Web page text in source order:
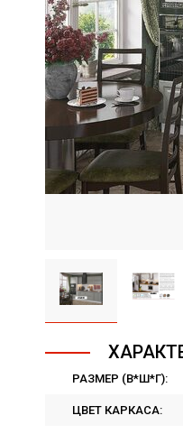
РАЗМЕР (В*Ш*Г):
ЦВЕТ КАРКАСА: